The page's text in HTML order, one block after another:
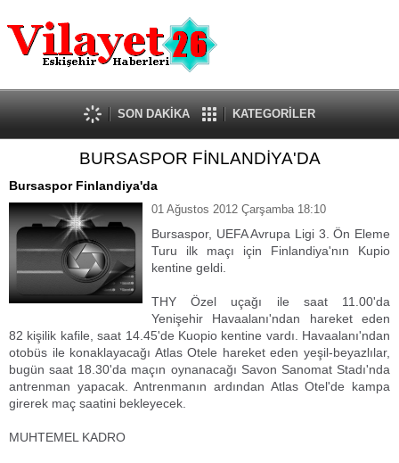
Güncel
Ekonomi
Politika
Eğitim
Spor
Kültür-Sanat
Dünya
Röportaj
Tanıtım Yazısı
SON DAKİKA KATEGORİLER
BURSASPOR FİNLANDİYA'DA
Bursaspor Finlandiya'da
01 Ağustos 2012 Çarşamba 18:10
Bursaspor, UEFA Avrupa Ligi 3. Ön Eleme
Turu ilk maçı için Finlandiya'nın Kupio
kentine geldi.
THY Özel uçağı ile saat 11.00'da
Yenişehir Havaalanı'ndan hareket eden
82 kişilik kafile, saat 14.45'de Kuopio kentine vardı. Havaalanı'ndan
otobüs ile konaklayacağı Atlas Otele hareket eden yeşil-beyazlılar,
bugün saat 18.30'da maçın oynanacağı Savon Sanomat Stadı'nda
antrenman yapacak. Antrenmanın ardından Atlas Otel'de kampa
girerek maç saatini bekleyecek.
MUHTEMEL KADRO